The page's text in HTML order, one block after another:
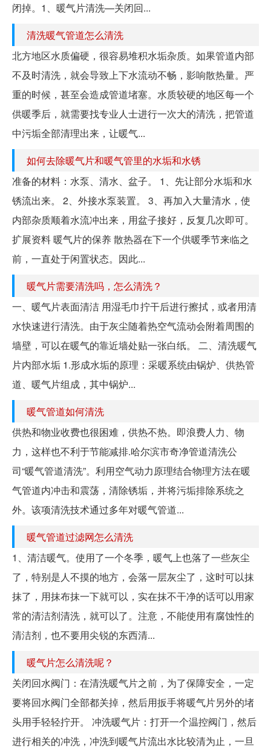
闭掉。1、暖气片清洗—关闭回...
清洗暖气管道怎么清洗
北方地区水质偏硬，很容易堆积水垢杂质。如果管道内部
不及时清洗，就会导致上下水流动不畅，影响散热量。严
重的时候，甚至会造成管道堵塞。水质较硬的地区每一个
供暖季后，就需要找专业人士进行一次大的清洗，把管道
中污垢全部清理出来，让暖气...
如何去除暖气片和暖气管里的水垢和水锈
准备的材料：水泵、清水、盆子。 1、先让部分水垢和水
锈流出来。 2、外接水泵装置。 3、再加入大量清水，使
内部杂质顺着水流冲出来，用盆子接好，反复几次即可。
扩展资料 暖气片的保养 散热器在下一个供暖季节来临之
前，一直处于闲置状态。因此...
暖气片需要清洗吗，怎么清洗？
一、暖气片表面清洁 用湿毛巾拧干后进行擦拭，或者用清
水快速进行清洗。由于灰尘随着热空气流动会附着周围的
墙壁，可以在暖气的靠近墙处贴一张白纸。 二、清洗暖气
片内部水垢 1.形成水垢的原理：采暖系统由锅炉、供热管
道、暖气片组成，其中锅炉...
暖气管道如何清洗
供热和物业收费也很困难，供热不热。即浪费人力、物
力，这样也不利于节能减排.哈尔滨市奇净管道清洗公
司“暖气管道清洗”。利用空气动力原理结合物理方法在暖
气管道内冲击和震荡，清除锈垢，并将污垢排除系统之
外。该项清洗技术通过多年对暖气管道...
暖气管道过滤网怎么清洗
1、清洁暖气。使用了一个冬季，暖气上也落了一些灰尘
了，特别是人不摸的地方，会落一层灰尘了，这时可以抹
抹了，用抹布抹一下就可以，实在抹不干净的话可以用家
常的清洁剂清洗，就可以了。注意，不能使用有腐蚀性的
清洁剂，也不要用尖锐的东西清...
暖气片怎么清洗呢？
关闭回水阀门：在清洗暖气片之前，为了保障安全，一定
要将回水阀门全部都关掉，然后用扳手将暖气片另外的堵
头用手轻轻拧开。 冲洗暖气片：打开一个温控阀门，然后
进行相关的冲洗，冲洗到暖气片流出水比较清为止，一旦